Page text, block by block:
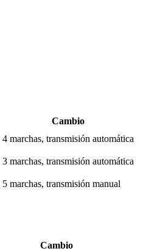
Cambio
4 marchas, transmisión automática
3 marchas, transmisión automática
5 marchas, transmisión manual
Cambio